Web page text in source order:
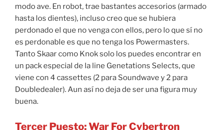
modo ave. En robot, trae bastantes accesorios (armado
hasta los dientes), incluso creo que se hubiera
perdonado el que no venga con ellos, pero lo que sí no
es perdonable es que no tenga los Powermasters.
Tanto Skaar como Knok solo los puedes encontrar en
un pack especial de la line Genetations Selects, que
viene con 4 cassettes (2 para Soundwave y 2 para
Doubledealer). Aun así no deja de ser una figura muy
buena.
Tercer Puesto: War For Cybertron